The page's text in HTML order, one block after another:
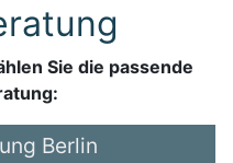
Sie die passende
Berlin